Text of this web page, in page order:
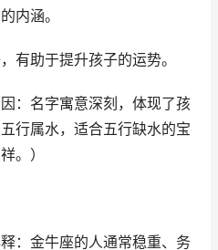
内涵。
有助于提升孩子的运势。
：名字寓意深刻，体现了孩
行属水，适合五行缺水的宝
。）
：金牛座的人通常稳重、务